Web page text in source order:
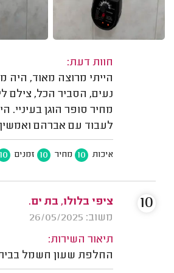
חוות דעת:
הייתי מרוצה מאוד, היה
נעים, הסביר הכל, צילם
מחיר סופר הוגן בעיניי.
לעבוד עם אברהם
איכות 10 מחיר 10 זמנים 10
ציפי בלולו, בת ים.
משוב: 26/05/2025
תיאור השירות:
החלפת שעון חשמל
10